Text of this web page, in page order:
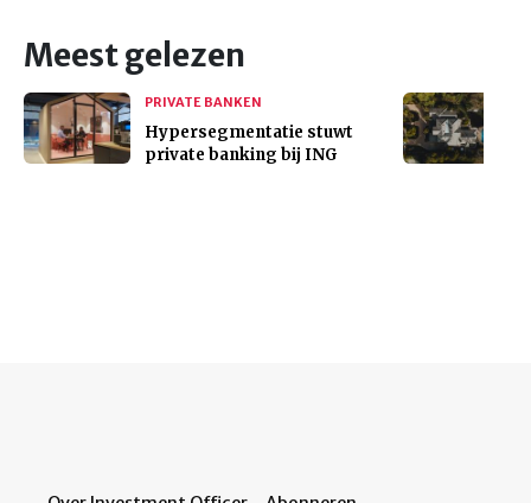
Meest gelezen
PRIVATE BANKEN
Hypersegmentatie stuwt
private banking bij ING